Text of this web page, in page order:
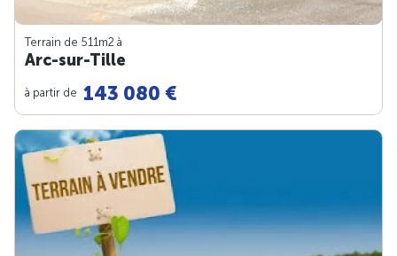
Terrain de 511m2 à
Arc-sur-Tille
à partir de 143 080 €